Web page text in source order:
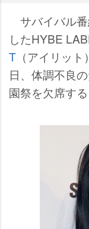
サバイバル
したHYBE
T （アイリット
日、体調不良
園祭を欠席す